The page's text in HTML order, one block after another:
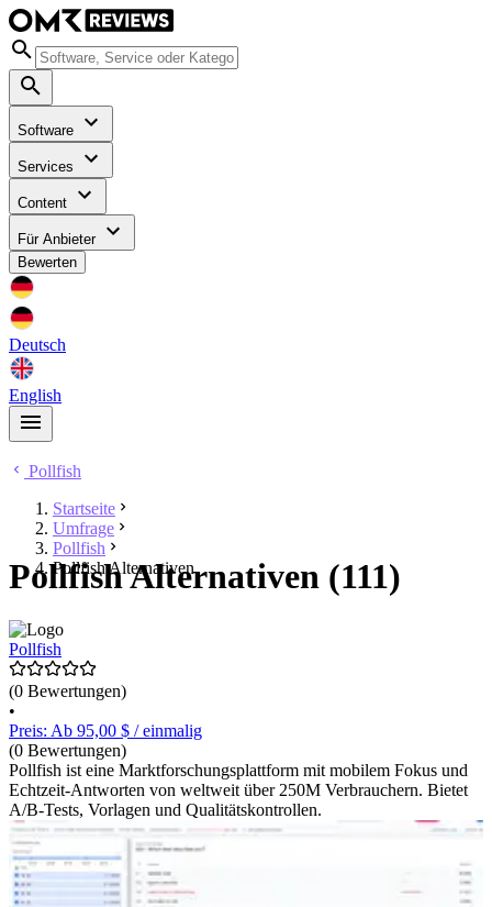
Software
Services
Content
Für Anbieter
Bewerten
Deutsch
English
Pollfish
Startseite
Umfrage
Pollfish
Pollfish Alternativen
Pollfish Alternativen (111)
Pollfish
(0 Bewertungen)
•
Preis: Ab 95,00 $ / einmalig
(0 Bewertungen)
Pollfish ist eine Marktforschungsplattform mit mobilem Fokus und
Echtzeit-Antworten von weltweit über 250M Verbrauchern. Bietet
A/B-Tests, Vorlagen und Qualitätskontrollen.